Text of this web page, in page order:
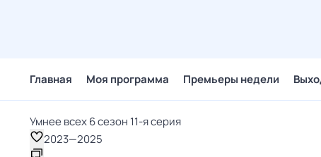
Главная Моя программа Премьеры недели
Умнее всех 6 сезон 11-я серия
2023—2025